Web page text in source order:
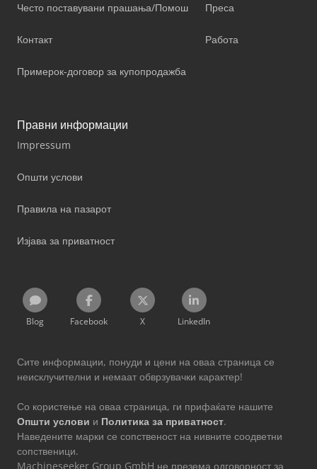
Често поставувани прашања/Помош
Контакт
Примерок-договор за купопродажба
Преса
Работа
Правни информации
Impressum
Општи услови
Правила на пазарот
Изјава за приватност
Blog Facebook X LinkedIn
Сите информации, понуди и цени на оваа страница се
неисклучителни и немаат обврзувачки карактер!
Со користење на оваа страница, ги прифаќате нашите
Општи услови и Политика за приватност.
Наведените марки се сопственост на нивните соодветни
сопственици.
Machineseeker Group GmbH не презема одговорност за